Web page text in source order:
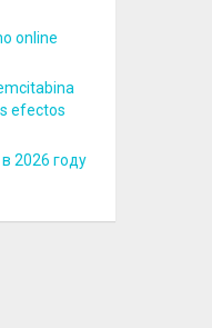
online
efectos
2026 году